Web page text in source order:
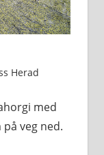
Herad
med
veg ned.